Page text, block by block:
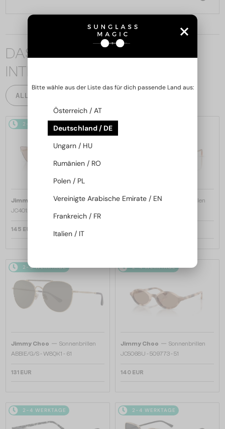
DAS KÖNNTE SIE AUCH
INTERESSIEREN
ALLE PRODUKTE
2-4 WERKTAGE
Jimmy Choo —Sonnenbrillen
JC4012 - 300613 - 60
145 EUR
Jimmy Choo—
Sonnenbrillen
2-4 WERKTAGE
Jimmy Choo — Sonnenbrillen
ABBIE/G/S - W8QK1 - 61
131 EUR
2-4 WERKTAGE
Jimmy Choo — Sonnenbrillen
JC5068U - 509773 - 51
140 EUR
2-4 WERKTAGE 2-4 WERKTAGE
Bitte wähle aus der Liste das für dich passende Land aus:
Österreich / AT
Deutschland / DE
Ungarn / HU
Rumänien / RO
Polen / PL
Vereinigte Arabische Emirate / EN
Frankreich / FR
Italien / IT